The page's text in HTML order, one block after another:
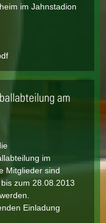
im Jahnstadion
am
im
Mitglieder sind
zum 28.08.2013
Einladung